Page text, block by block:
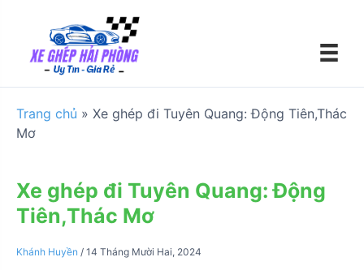
t
Trang chủ » Xe ghép đi Tuyên Quang: Động Tiên,Thác
Mơ
Xe ghép đi Tuyên Quang: Động
Tiên,Thác Mơ
Khánh Huyền / 14 Tháng Mười Hai, 2024